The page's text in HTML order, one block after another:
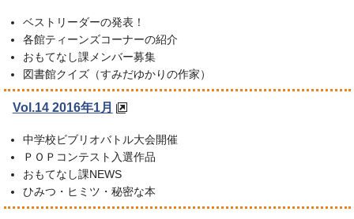
ベストリーダーの発表！
各館ティーンズコーナーの紹介
おもてなし課メンバー募集
図書館クイズ（すみだゆかりの作家）
Vol.14 2016年1月
中学校ビブリオバトル大会開催
ＰＯＰコンテスト入選作品
おもてなし課NEWS
ひみつ・ヒミツ・秘密な本